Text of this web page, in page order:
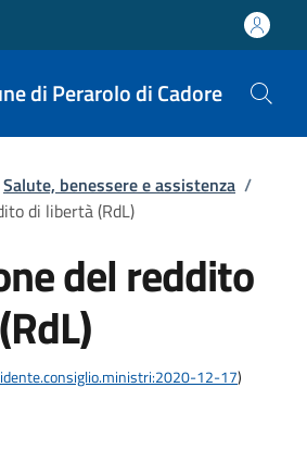
di Perarolo di Cadore
Salute, benessere e assistenza /
di libertà (RdL)
del reddito
12-17)